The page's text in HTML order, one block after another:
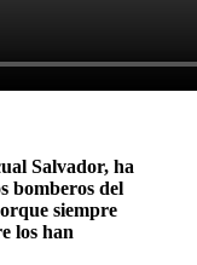
Salvador, ha
bomberos del
siempre
los han